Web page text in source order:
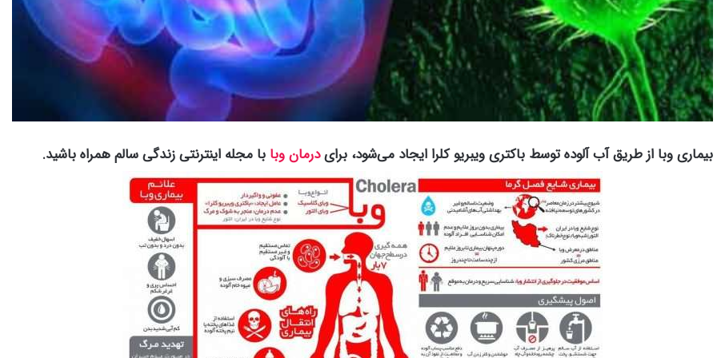
بیماری وبا از طریق آب آلوده توسط باکتری ویبریو کلرا ایجاد می‌شود، برایدرمان وبا با مجله اینترنتی زندگی سالم همراه باشید.